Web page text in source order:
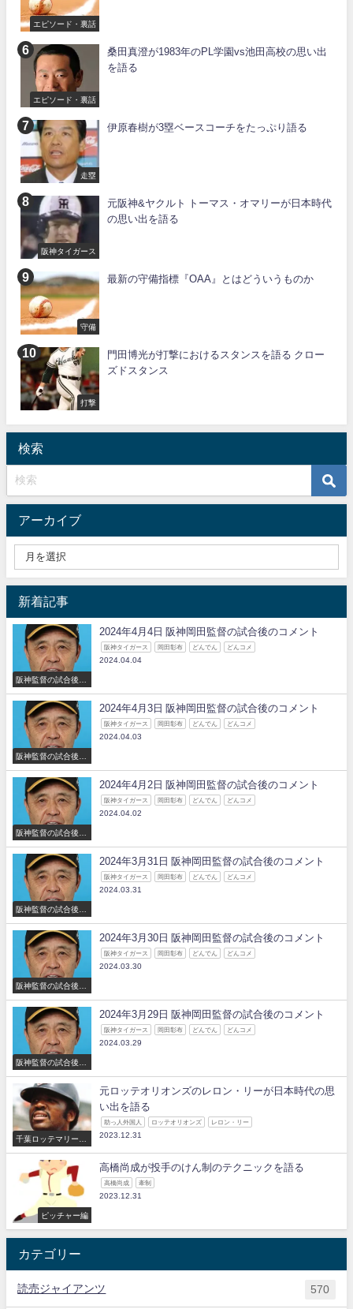
エピソード・裏話
エピソード・裏話
桑田真澄が1983年のPL学園vs池田高校の思い出
を語る
走塁
伊原春樹が3塁ベースコーチをたっぷり語る
阪神タイガース
元阪神&ヤクルト トーマス・オマリーが日本時代
の思い出を語る
守備
最新の守備指標『OAA』とはどういうものか
打撃
門田博光が打撃におけるスタンスを語る クロー
ズドスタンス
検索
アーカイブ
新着記事
阪神監督の試合後の
コメント
2024年4月4日 阪神岡田監督の試合後のコメント
阪神タイガース 岡田彰布 どんでん どんコメ
2024.04.04
阪神監督の試合後の
コメント
2024年4月3日 阪神岡田監督の試合後のコメント
阪神タイガース 岡田彰布 どんでん どんコメ
2024.04.03
阪神監督の試合後の
コメント
2024年4月2日 阪神岡田監督の試合後のコメント
阪神タイガース 岡田彰布 どんでん どんコメ
2024.04.02
阪神監督の試合後の
コメント
2024年3月31日 阪神岡田監督の試合後のコメント
阪神タイガース 岡田彰布 どんでん どんコメ
2024.03.31
阪神監督の試合後の
コメント
2024年3月30日 阪神岡田監督の試合後のコメント
阪神タイガース 岡田彰布 どんでん どんコメ
2024.03.30
阪神監督の試合後の
コメント
2024年3月29日 阪神岡田監督の試合後のコメント
阪神タイガース 岡田彰布 どんでん どんコメ
2024.03.29
千葉ロッテマリーン
ズ
元ロッテオリオンズのレロン・リーが日本時代の思
い出を語る
助っ人外国人 ロッテオリオンズ レロン・リー
2023.12.31
ピッチャー編
高橋尚成が投手のけん制のテクニックを語る
高橋尚成 牽制
2023.12.31
カテゴリー
読売ジャイアンツ 570